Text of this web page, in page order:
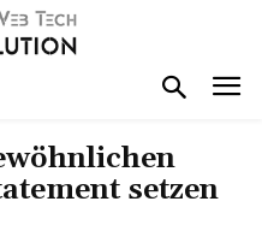
setzen